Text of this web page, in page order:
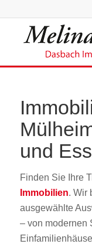
und
Finden Sie Ihre
Immobilien. Wir
ausgewählte
– von modernen